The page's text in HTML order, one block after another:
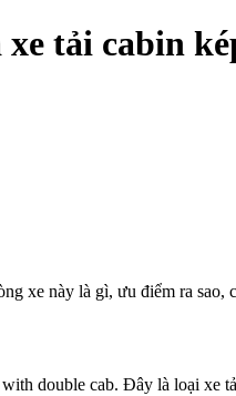
tải cabin
xe này là gì, ưu điểm ra
double cab. Đây là loại